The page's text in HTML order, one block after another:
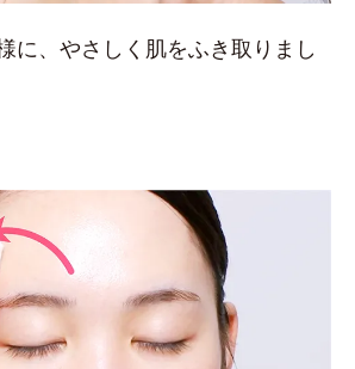
に、やさしく肌をふき取りまし